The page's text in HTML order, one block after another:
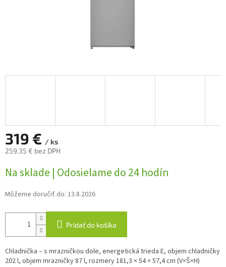
319 € / ks
259.35 € bez DPH
cena:
Na sklade | Odosielame do 24 hodín
Môžeme doručiť do: 13.8.2026
Pridať do košíka
Chladnička – s mrazničkou dole, energetická trieda E, objem chladničky
202 l, objem mrazničky 87 l, rozmery 181,3 × 54 × 57,4 cm (V×Š×H)